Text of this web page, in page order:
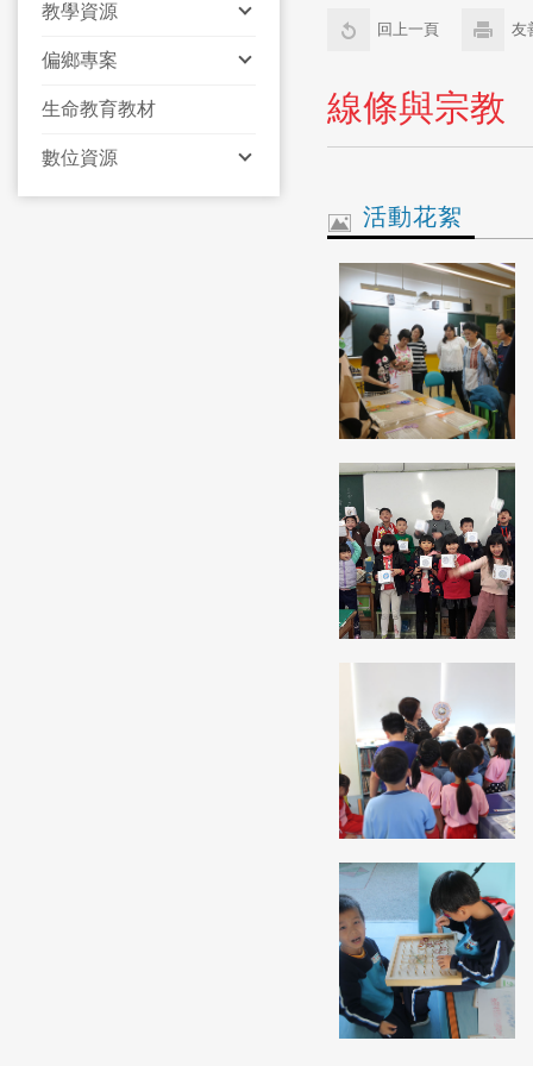
教學資源
偏鄉專案
生命教育教材
數位資源
回上一頁 友
線條與宗教
活動花絮